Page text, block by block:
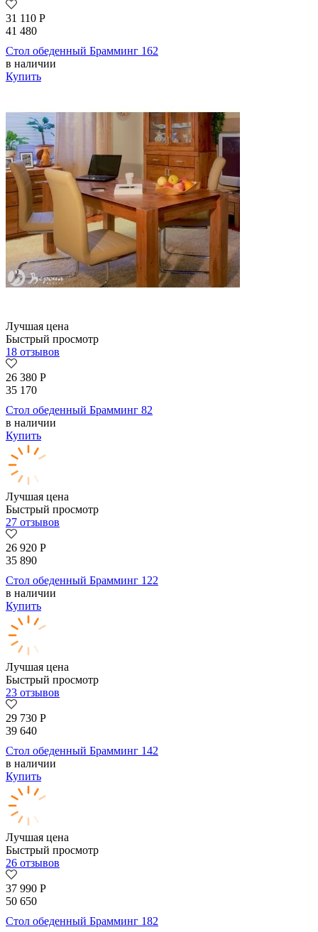
31 110 Р
41 480
Стол обеденный Брамминг 162
в наличии
Купить
Лучшая цена
Быстрый просмотр
18 отзывов
26 380 Р
35 170
Стол обеденный Брамминг 82
в наличии
Купить
Лучшая цена
Быстрый просмотр
27 отзывов
26 920 Р
35 890
Стол обеденный Брамминг 122
в наличии
Купить
Лучшая цена
Быстрый просмотр
23 отзывов
29 730 Р
39 640
Стол обеденный Брамминг 142
в наличии
Купить
Лучшая цена
Быстрый просмотр
26 отзывов
37 990 Р
50 650
Стол обеденный Брамминг 182